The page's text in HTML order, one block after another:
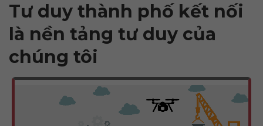
Tư duy thành phố kết nối
là nền tảng tư duy của
chúng tôi